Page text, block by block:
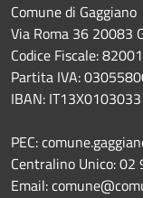
Comune di Gaggiano
Via Roma 36 20083
Codice Fiscale:
Partita IVA:
IBAN:
PEC:
Centralino Unico: 02
Email: